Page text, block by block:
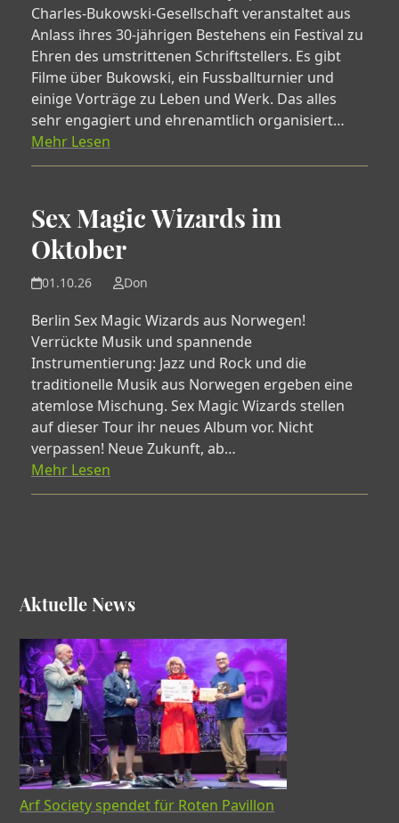
Charles-Bukowski-Gesellschaft veranstaltet aus
Anlass ihres 30-jährigen Bestehens ein Festival zu
Ehren des umstrittenen Schriftstellers. Es gibt
Filme über Bukowski, ein Fussballturnier und
einige Vorträge zu Leben und Werk. Das alles
sehr engagiert und ehrenamtlich organisiert…
Mehr Lesen
Sex Magic Wizards im
Oktober
01.10.26 Don
Berlin Sex Magic Wizards aus Norwegen!
Verrückte Musik und spannende
Instrumentierung: Jazz und Rock und die
traditionelle Musik aus Norwegen ergeben eine
atemlose Mischung. Sex Magic Wizards stellen
auf dieser Tour ihr neues Album vor. Nicht
verpassen! Neue Zukunft, ab…
Mehr Lesen
Aktuelle News
Arf Society spendet für Roten Pavillon